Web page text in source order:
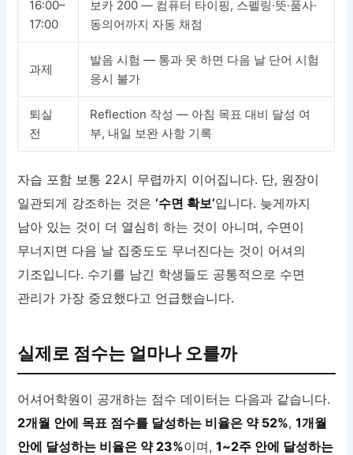
16:00–
17:00
보카 200 — 컴퓨터 타이핑, 스펠링·뜻·품사·
동의어까지 자동 채점
과제
발음 시험 — 통과 못 하면 다음 날 단어 시험
응시 불가
퇴실
전
Reflection 작성 — 아침 목표 대비 달성 여
부, 내일 보완 사항 기록
자습 포함 보통 22시 무렵까지 이어집니다. 단, 원장이
일관되게 강조하는 것은‘수면 확보’입니다. 늦게까지
남아 있는 것이 더 열심히 하는 것이 아니며, 수면이
무너지면 다음 날 집중도도 무너진다는 것이 어셔의
기조입니다. 수기를 남긴 학생들도 공통적으로 수면
관리가 가장 중요했다고 언급했습니다.
실제로 점수는 얼마나 오를까
어셔어학원이 공개하는 점수 데이터는 다음과 같습니다.
2개월 안에 목표 점수를 달성하는 비율은 약 52%,1개월
안에 달성하는 비율은 약 23%이며,1~2주 안에 달성하는